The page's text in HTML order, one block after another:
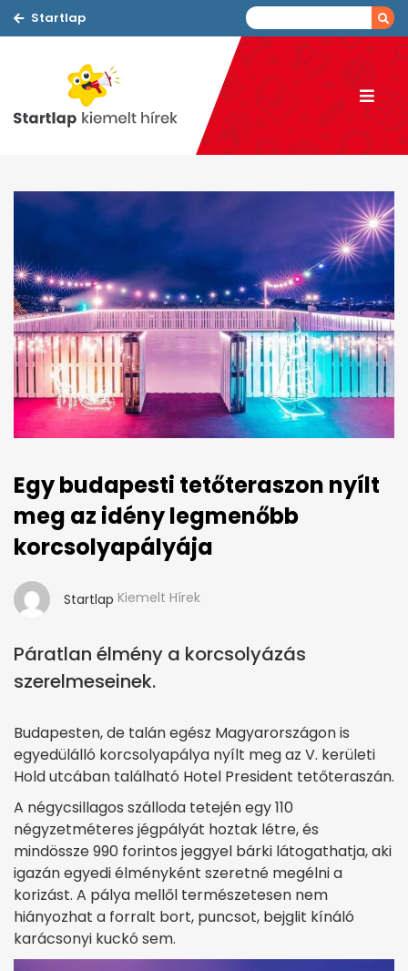
Startlap
Egy budapesti tetőteraszon nyílt
meg az idény legmenőbb
korcsolyapályája
Startlap Kiemelt Hírek
Páratlan élmény a korcsolyázás
szerelmeseinek.
Budapesten, de talán egész Magyarországon is
egyedülálló korcsolyapálya nyílt meg az V. kerületi
Hold utcában található Hotel President tetőteraszán.
A négycsillagos szálloda tetején egy 110
négyzetméteres jégpályát hoztak létre, és
mindössze 990 forintos jeggyel bárki látogathatja, aki
igazán egyedi élményként szeretné megélni a
korizást. A pálya mellől természetesen nem
hiányozhat a forralt bort, puncsot, bejglit kínáló
karácsonyi kuckó sem.